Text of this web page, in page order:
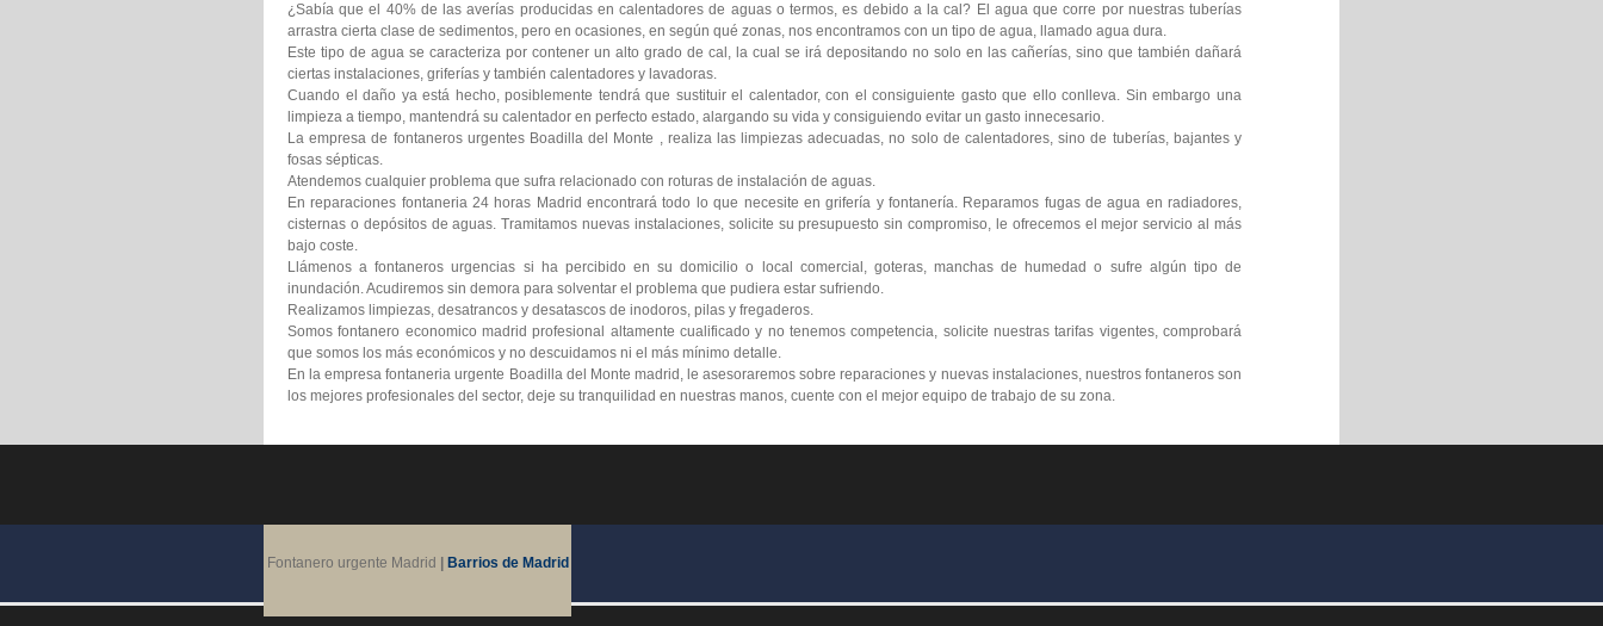
¿Sabía que el 40% de las averías producidas en calentadores de aguas o termos, es debido a la cal? El agua que corre por nuestras tuberías
arrastra cierta clase de sedimentos, pero en ocasiones, en según qué zonas, nos encontramos con un tipo de agua, llamado agua dura.
Este tipo de agua se caracteriza por contener un alto grado de cal, la cual se irá depositando no solo en las cañerías, sino que también dañará
ciertas instalaciones, griferías y también calentadores y lavadoras.
Cuando el daño ya está hecho, posiblemente tendrá que sustituir el calentador, con el consiguiente gasto que ello conlleva. Sin embargo una
limpieza a tiempo, mantendrá su calentador en perfecto estado, alargando su vida y consiguiendo evitar un gasto innecesario.
La empresa de fontaneros urgentes Boadilla del Monte , realiza las limpiezas adecuadas, no solo de calentadores, sino de tuberías, bajantes y
fosas sépticas.
Atendemos cualquier problema que sufra relacionado con roturas de instalación de aguas.
En reparaciones fontaneria 24 horas Madrid encontrará todo lo que necesite en grifería y fontanería. Reparamos fugas de agua en radiadores,
cisternas o depósitos de aguas. Tramitamos nuevas instalaciones, solicite su presupuesto sin compromiso, le ofrecemos el mejor servicio al más
bajo coste.
Llámenos a fontaneros urgencias si ha percibido en su domicilio o local comercial, goteras, manchas de humedad o sufre algún tipo de
inundación. Acudiremos sin demora para solventar el problema que pudiera estar sufriendo.
Realizamos limpiezas, desatrancos y desatascos de inodoros, pilas y fregaderos.
Somos fontanero economico madrid profesional altamente cualificado y no tenemos competencia, solicite nuestras tarifas vigentes, comprobará
que somos los más económicos y no descuidamos ni el más mínimo detalle.
En la empresa fontaneria urgente Boadilla del Monte madrid, le asesoraremos sobre reparaciones y nuevas instalaciones, nuestros fontaneros son
los mejores profesionales del sector, deje su tranquilidad en nuestras manos, cuente con el mejor equipo de trabajo de su zona.
Fontanero urgente Madrid Barrios de Madrid